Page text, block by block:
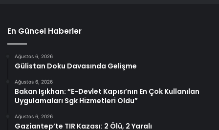
En Güncel Haberler
Ağustos 6, 2026
Gülistan Doku Davasında Gelişme
Ağustos 6, 2026
Bakan Işıkhan: “E-Devlet Kapısı’nın En Çok Kullanılan
Uygulamaları Sgk Hizmetleri Oldu”
Ağustos 6, 2026
Gaziantep’te TIR Kazası: 2 Ölü, 2 Yaralı